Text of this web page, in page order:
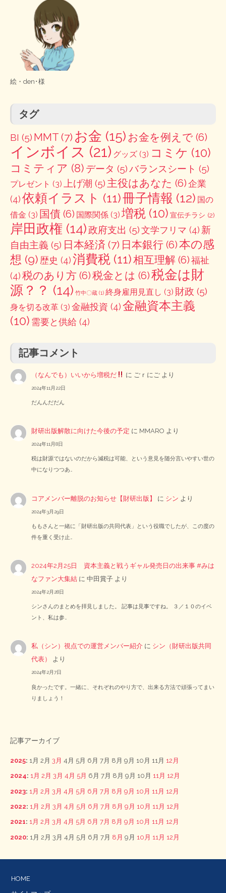
絵・ den･様
タグ
BI (5) MMT (7) お金 (15) お金を例えで (6)
インボイス (21) グッズ (3) コミケ (10)
コミティア (8) データ (5)バランスシート (5)
プレゼント (3) 上げ潮 (5) 主役はあなた (6)企業
(4)依頼イラスト (11)冊子情報 (12) 国の
借金 (3) 国債 (6) 国際関係 (3) 増税 (10) 宣伝チラシ (2)
岸田政権 (14)政府支出 (5)文学フリマ (4) 新
自由主義 (5) 日本経済 (7) 日本銀行 (6)本の感
想 (9) 歴史 (4)消費税 (11)相互理解 (6)福祉
(4)税のあり方 (6)税金とは (6)税金は財
源？？ (14) 竹中〇蔵 (1) 終身雇用見直し (3) 財政 (5)
身を切る改革 (3) 金融投資 (4)金融資本主義
(10) 需要と供給 (4)
記事コメント
（なんでも）いいから増税だ に ごｒにご より
2024年11月22日
だんんだだん
財研出版解散に向けた今後の予定 に MMARO より
2024年11月8日
税は財源ではないのだから減税は可能、という意見を随分言いやすい世の
中になりつつあ…
コアメンバー離脱のお知らせ【財研出版】 に シン より
2024年3月29日
ももさんと一緒に「財研出版の共同代表」という役職でしたが、この度の
件を重く受け止…
2024年2月25日 資本主義と戦うギャル発売日の出来事 #みは
なファン大集結 に中田賞子 より
2024年2月28日
シンさんのまとめを拝見しました。 記事は見事ですね。 ３／１０のイベ
ント、私は参…
私（シン）視点での運営メンバー紹介 に シン（財研出版共同
代表）
より
2024年2月7日
良かったです。一緒に、それぞれのやり方で、出来る方法で頑張ってまい
りましょう！
記事アーカイブ
2025: 1月 2月 3月 4月 5月 6月 7月 8月 9月 10月 11月 12月
2024: 1月 2月 3月 4月 5月 6月 7月 8月 9月 10月 11月 12月
2023: 1月 2月 3月 4月 5月 6月 7月 8月 9月 10月 11月 12月
2022: 1月 2月 3月 4月 5月 6月 7月 8月 9月 10月 11月 12月
2021: 1月 2月 3月 4月 5月 6月 7月 8月 9月 10月 11月 12月
2020: 1月 2月 3月 4月 5月 6月 7月 8月 9月 10月 11月 12月
HOME